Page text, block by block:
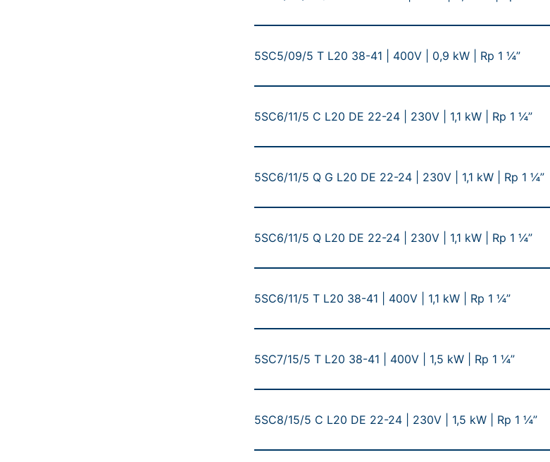
5SC5/09/5 T L20 38-41 | 400V | 0,9 kW | Rp 1 ¼”
5SC6/11/5 C L20 DE 22-24 | 230V | 1,1 kW | Rp 1 ¼”
5SC6/11/5 Q G L20 DE 22-24 | 230V | 1,1 kW | Rp 1 ¼”
5SC6/11/5 Q L20 DE 22-24 | 230V | 1,1 kW | Rp 1 ¼”
5SC6/11/5 T L20 38-41 | 400V | 1,1 kW | Rp 1 ¼”
5SC7/15/5 T L20 38-41 | 400V | 1,5 kW | Rp 1 ¼”
5SC8/15/5 C L20 DE 22-24 | 230V | 1,5 kW | Rp 1 ¼”